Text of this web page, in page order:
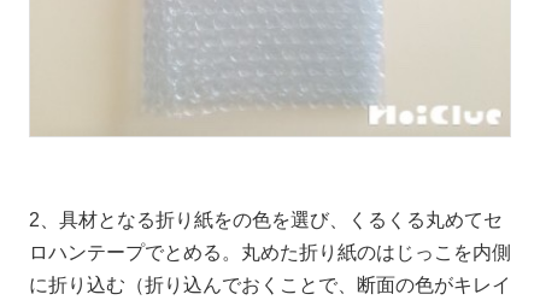
2、具材となる折り紙をの色を選び、くるくる丸めてセ
ロハンテープでとめる。丸めた折り紙のはじっこを内側
に折り込む（折り込んでおくことで、断面の色がキレイ